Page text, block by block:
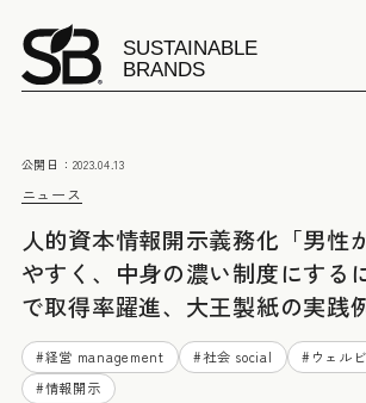
ニュース
公開日： 2023.04.13
人的資本情報開示義務化「男性
やすく、中身の濃い制度にす
で取得率躍進、大王製紙の実践
#経営 management #社会 social #ウェル
#情報開示